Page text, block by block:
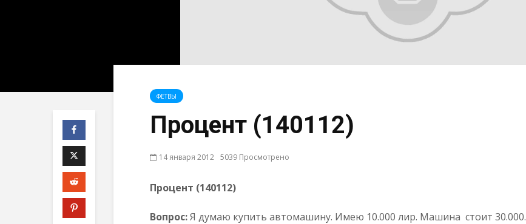
ФЕТВЫ
Процент (140112)
14 января 2012 5039 Просмотрено
Процент (140112)
Вопрос:Я думаю купить автомашину. Имею 10.000 лир. Машина стоит 30.000.